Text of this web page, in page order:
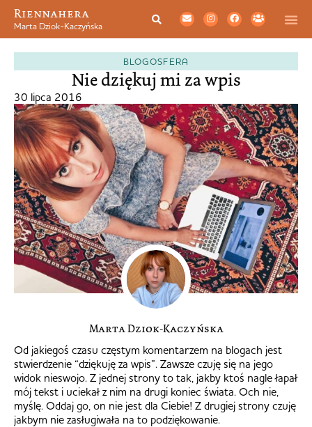
Riennahera
Marta Dziok-Kaczyńska
BLOGOSFERA
Nie dziękuj mi za wpis
30 lipca 2016
Marta Dziok-Kaczyńska
Od jakiegoś czasu częstym komentarzem na blogach jest
stwierdzenie “dziękuję za wpis”. Zawsze czuję się na jego
widok nieswojo. Z jednej strony to tak, jakby ktoś nagle łapał
mój tekst i uciekał z nim na drugi koniec świata. Och nie,
myślę. Oddaj go, on nie jest dla Ciebie! Z drugiej strony czuję
jakbym nie zasługiwała na to podziękowanie.